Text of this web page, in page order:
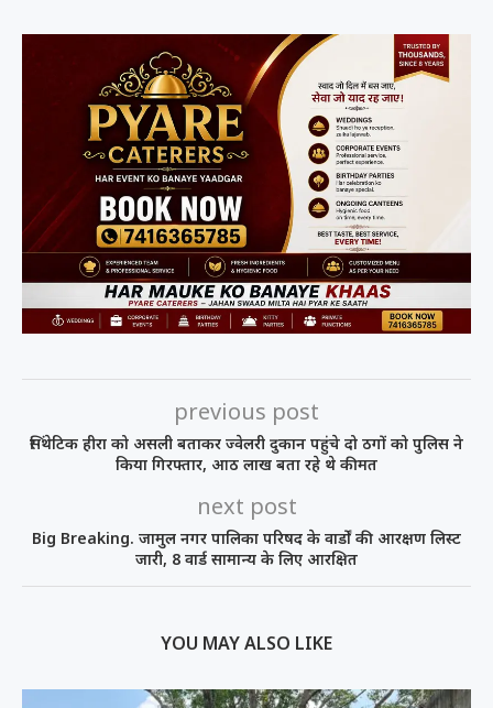
previous post
सिंथेटिक हीरा को असली बताकर ज्वेलरी दुकान पहुंचे दो ठगों को पुलिस ने
किया गिरफ्तार, आठ लाख बता रहे थे कीमत
next post
Big Breaking. जामुल नगर पालिका परिषद के वार्डों की आरक्षण लिस्ट
जारी, 8 वार्ड सामान्य के लिए आरक्षित
YOU MAY ALSO LIKE